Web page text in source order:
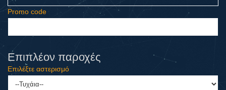
Promo code
Επιπλέον παροχές
Επιλέξτε αστερισμό